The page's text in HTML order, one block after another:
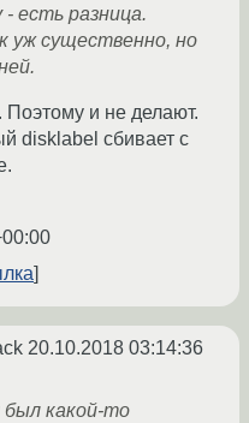
есть разница.
уж существенно, но
Поэтому и не делают.
disklabel сбивает с
20.10.2018 03:14:36
какой-то